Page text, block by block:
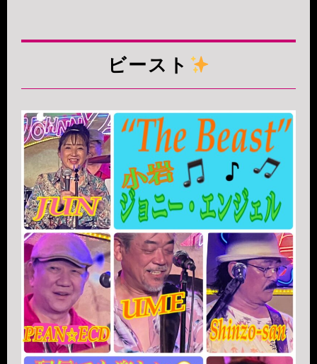
ビースト